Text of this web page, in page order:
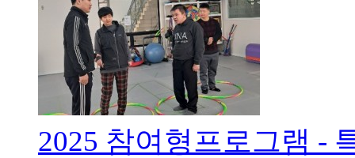
2025 참여형프로그램 -